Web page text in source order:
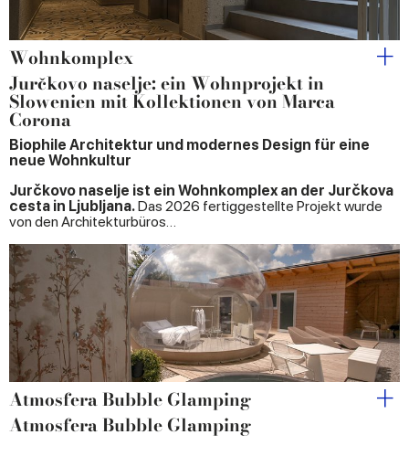
Wohnkomplex
Jurčkovo naselje: ein Wohnprojekt in
Slowenien mit Kollektionen von Marca
Corona
Biophile Architektur und modernes Design für eine
neue Wohnkultur
Jurčkovo naselje ist ein Wohnkomplex an der Jurčkova
cesta in Ljubljana.Das 2026 fertiggestellte Projekt wurde
von den Architekturbüros…
Atmosfera Bubble Glamping
Atmosfera Bubble Glamping